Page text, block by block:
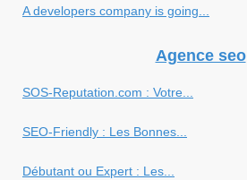
A developers company is going...
Agence seo
SOS-Reputation.com : Votre...
SEO-Friendly : Les Bonnes...
Débutant ou Expert : Les...